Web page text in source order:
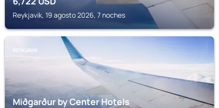
Reykjavik, 19 agosto 2026, 7 noches
REYKJAVIK
Miðgarður by Center Hotels